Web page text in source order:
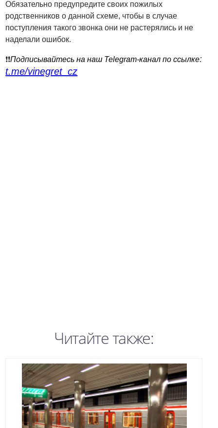
Обязательно предупредите своих пожилых
родственников о данной схеме, чтобы в случае
поступления такого звонка они не растерялись и не
наделали ошибок.
❗️❗️Подписывайтесь на наш Telegram-канал по ссылке:
t.me/vinegret_cz
Читайте также: